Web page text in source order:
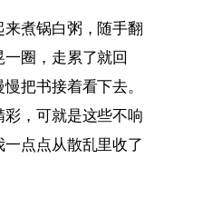
煮锅白粥，随手翻
圈，走累了就回
把书接着看下去。
，可就是这些不响
点点从散乱里收了